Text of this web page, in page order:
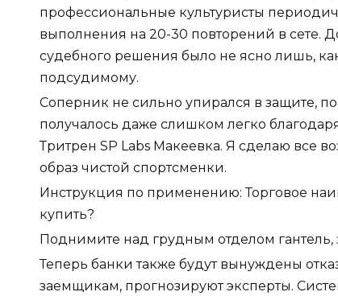
профессиональные культуристы
выполнения на 20-30 повторений в сете.
судебного решения было не ясно лишь,
подсудимому.
Соперник не сильно упирался в защите,
получалось даже слишком легко
Тритрен SP Labs Макеевка. Я сделаю все
образ чистой спортсменки.
Инструкция по применению: Торговое
купить?
Поднимите над грудным отделом
Теперь банки также будут вынуждены
заемщикам, прогнозируют эксперты.